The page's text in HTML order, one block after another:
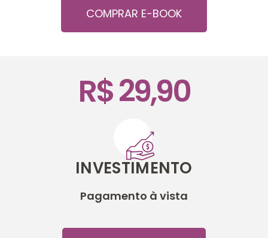
COMPRAR E-BOOK
R$ 29,90
INVESTIMENTO
Pagamento à vista